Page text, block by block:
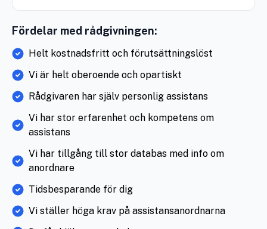
Fördelar med rådgivningen:
Helt kostnadsfritt och förutsättningslöst
Vi är helt oberoende och opartiskt
Rådgivaren har själv personlig assistans
Vi har stor erfarenhet och kompetens om
assistans
Vi har tillgång till stor databas med info om
anordnare
Tidsbesparande för dig
Vi ställer höga krav på assistansanordnarna